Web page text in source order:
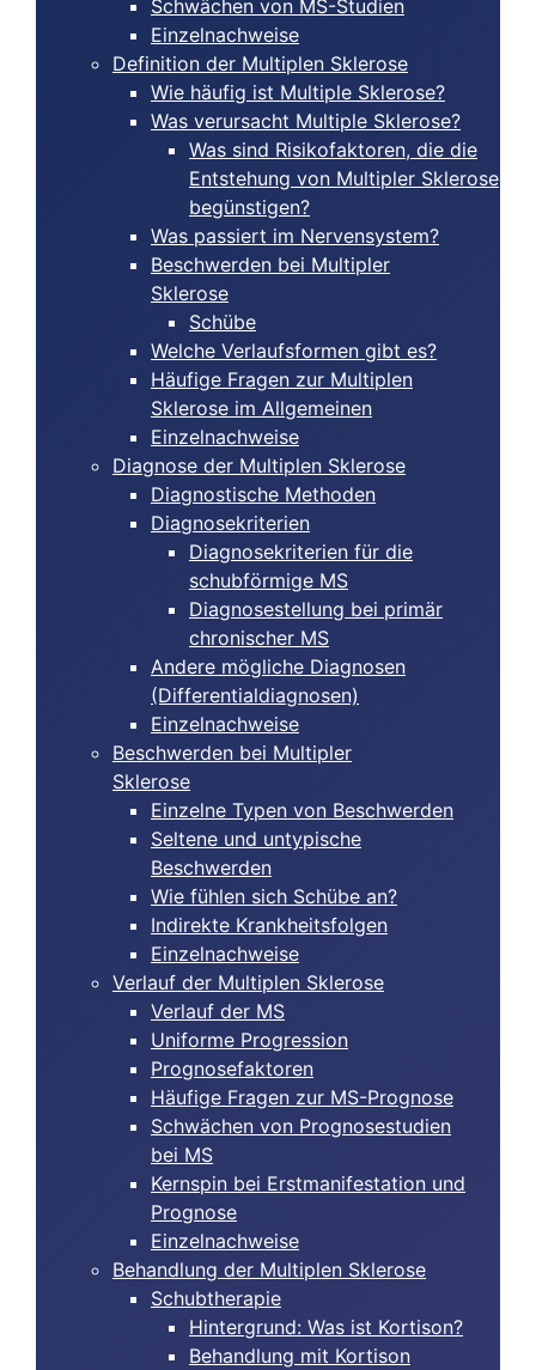
Schwächen von MS-Studien
Einzelnachweise
Definition der Multiplen Sklerose
Wie häufig ist Multiple Sklerose?
Was verursacht Multiple Sklerose?
Was sind Risikofaktoren, die die
Entstehung von Multipler Sklerose
begünstigen?
Was passiert im Nervensystem?
Beschwerden bei Multipler
Sklerose
Schübe
Welche Verlaufsformen gibt es?
Häufige Fragen zur Multiplen
Sklerose im Allgemeinen
Einzelnachweise
Diagnose der Multiplen Sklerose
Diagnostische Methoden
Diagnosekriterien
Diagnosekriterien für die
schubförmige MS
Diagnosestellung bei primär
chronischer MS
Andere mögliche Diagnosen
(Differentialdiagnosen)
Einzelnachweise
Beschwerden bei Multipler
Sklerose
Einzelne Typen von Beschwerden
Seltene und untypische
Beschwerden
Wie fühlen sich Schübe an?
Indirekte Krankheitsfolgen
Einzelnachweise
Verlauf der Multiplen Sklerose
Verlauf der MS
Uniforme Progression
Prognosefaktoren
Häufige Fragen zur MS-Prognose
Schwächen von Prognosestudien
bei MS
Kernspin bei Erstmanifestation und
Prognose
Einzelnachweise
Behandlung der Multiplen Sklerose
Schubtherapie
Hintergrund: Was ist Kortison?
Behandlung mit Kortison